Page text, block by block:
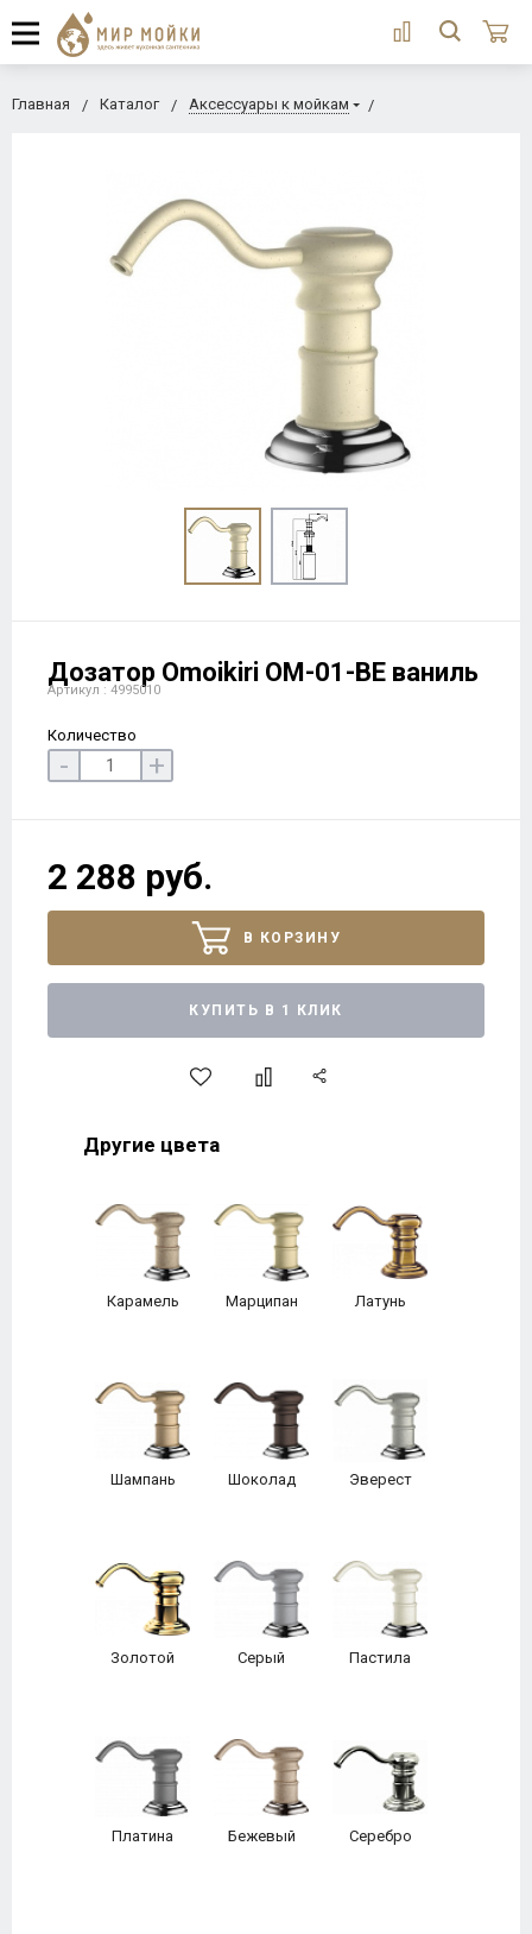
Главная Каталог Аксессуары к мойкам
Дозатор Omoikiri OM-01-BE ваниль
Артикул : 4995010
Количество
- +
2 288 руб.
В КОРЗИНУ
КУПИТЬ В 1 КЛИК
Другие цвета
Карамель Марципан Латунь
Шампань Шоколад Эверест
Золотой Серый Пастила
Платина Бежевый Серебро